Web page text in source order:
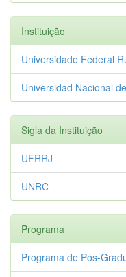
Instituição
Universidade Federal
Universidad Nacional
Sigla da Instituição
UFRRJ
UNRC
Programa
Programa de Pós-